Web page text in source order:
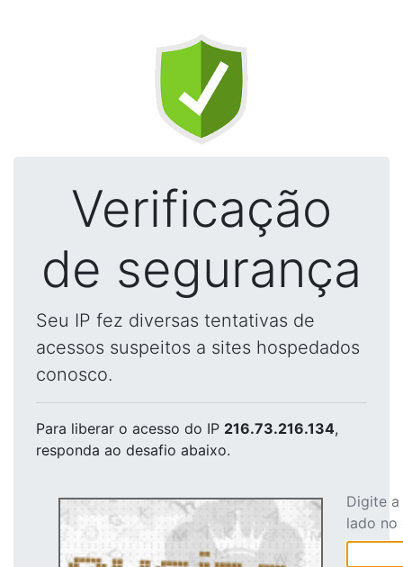
Verificação
de segurança
Seu IP fez diversas tentativas de
acessos suspeitos a sites hospedados
conosco.
Para liberar o acesso do IP 216.73.216.134,
responda ao desafio abaixo.
Digite
lado no